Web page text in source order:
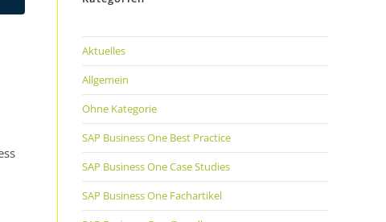
Aktuelles
Allgemein
Ohne Kategorie
SAP Business One Best Practice
SAP Business One Case Studies
SAP Business One Fachartikel